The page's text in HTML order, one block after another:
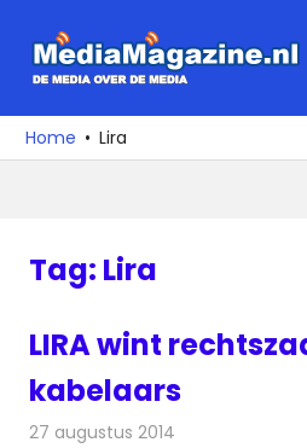
naar
media
over
Home Lira
Tag: Lira
LIRA wint
kabelaars
27 augustus 2014